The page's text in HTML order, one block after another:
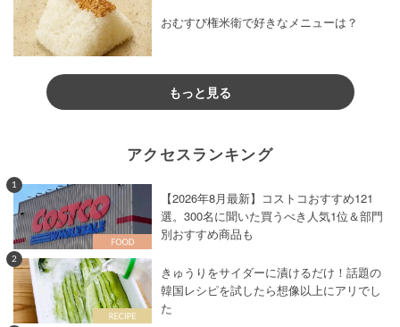
おむすび権米衛で好きなメニューは？
もっと見る
アクセスランキング
1
【2026年8月最新】コストコおすすめ121
選。300名に聞いた買うべき人気1位＆部門
別おすすめ商品も
2
きゅうりをサイダーに漬けるだけ！話題の
韓国レシピを試したら想像以上にアリでし
た